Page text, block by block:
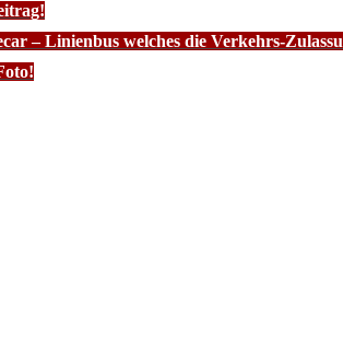
– Linienbus welches die Verkehrs-